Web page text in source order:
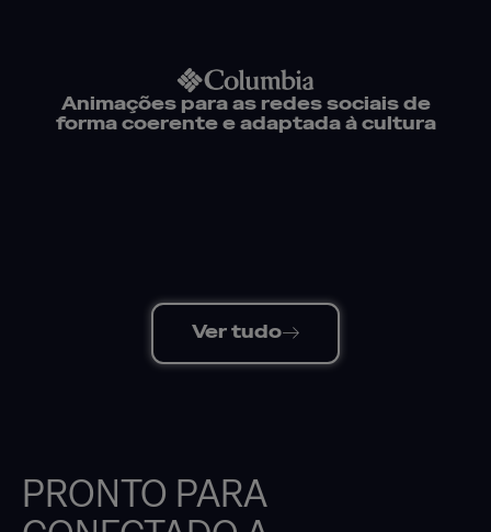
Animações para as redes sociais de
forma coerente e adaptada à cultura
Ver tudo
PRONTO PARA